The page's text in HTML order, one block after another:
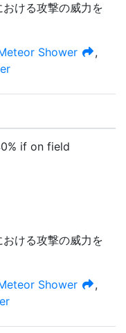
ける攻撃の威力を
Shower
,
if on field
ける攻撃の威力を
Shower
,